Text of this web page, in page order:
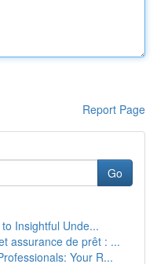
Report Page
Go
Insightful Unde...
assurance de prêt : ...
Your R...